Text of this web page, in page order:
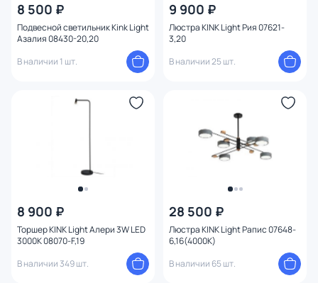
8 500 ₽
Подвесной светильник Kink Light
Aзaлия 08430-20,20
В наличии 1 шт.
9 900 ₽
Люстра KINK Light Рия 07621-
3,20
В наличии 25 шт.
8 900 ₽
Торшер KINK Light Алери 3W LED
3000K 08070-F,19
В наличии 349 шт.
28 500 ₽
Люстра KINK Light Рапис 07648-
6,16(4000K)
В наличии 65 шт.